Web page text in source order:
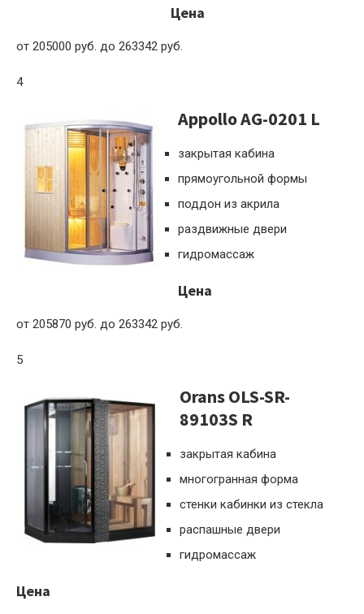
Цена
от 205000 руб. до 263342 руб.
4
Appollo AG-0201 L
закрытая кабина
прямоугольной формы
поддон из акрила
раздвижные двери
гидромассаж
Цена
от 205870 руб. до 263342 руб.
5
Orans OLS-SR-
89103S R
закрытая кабина
многогранная форма
стенки кабинки из стекла
распашные двери
гидромассаж
Цена